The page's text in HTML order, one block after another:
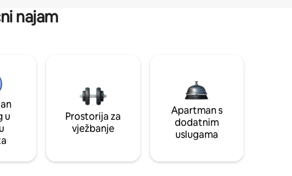
najam
u
Prostorija za
vježbanje
Apartman s
dodatnim
uslugama